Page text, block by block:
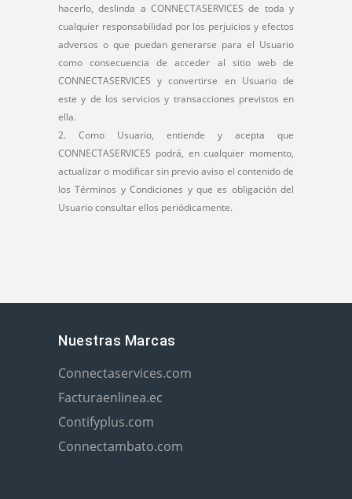
hacerlo, deslinda a CONNECTASERVICES de toda y
cualquier responsabilidad por los perjuicios y efectos
adversos o que puedan generarse para el Usuario
como consecuencia de acceder al sitio web de
CONNECTASERVICES y convertirse en Usuario de
este y de los servicios y transacciones previstos en
ella.
Como Usuario, entiende y acepta que
CONNECTASERVICES podrá, en cualquier momento,
actualizar o modificar sin previo aviso el contenido de
los Términos y Condiciones y que es obligación del
Usuario consultar ellos periódicamente.
Nuestras Marcas
Connectaservices.com
Facturaenlinea.ec
Contifyplus.com
Connectambato.com